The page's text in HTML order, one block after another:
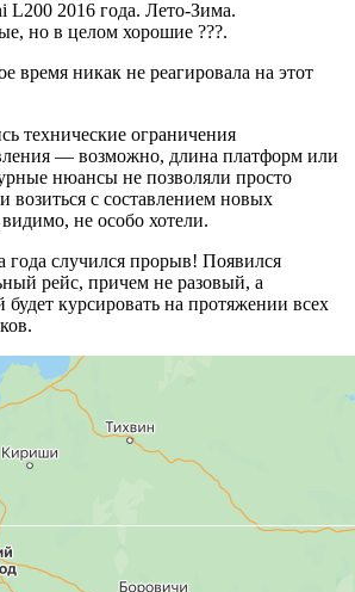
L200 2016 года. Лето-Зима.
но в целом хорошие ???.
никак не реагировала на этот
технические ограничения
— возможно, длина платформ или
нюансы не позволяли просто
возиться с составлением новых
не особо хотели.
года случился прорыв! Появился
рейс, причем не разовый, а
курсировать на протяжении всех